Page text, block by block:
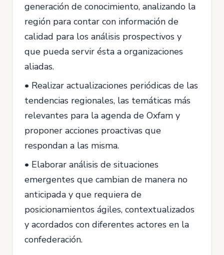
generación de conocimiento, analizando la
región para contar con información de
calidad para los análisis prospectivos y
que pueda servir ésta a organizaciones
aliadas.
• Realizar actualizaciones periódicas de las
tendencias regionales, las temáticas más
relevantes para la agenda de Oxfam y
proponer acciones proactivas que
respondan a las misma.
• Elaborar análisis de situaciones
emergentes que cambian de manera no
anticipada y que requiera de
posicionamientos ágiles, contextualizados
y acordados con diferentes actores en la
confederación.